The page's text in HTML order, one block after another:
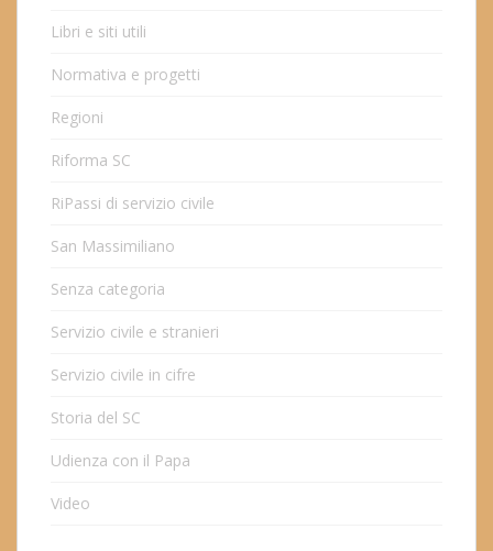
Libri e siti utili
Normativa e progetti
Regioni
Riforma SC
RiPassi di servizio civile
San Massimiliano
Senza categoria
Servizio civile e stranieri
Servizio civile in cifre
Storia del SC
Udienza con il Papa
Video